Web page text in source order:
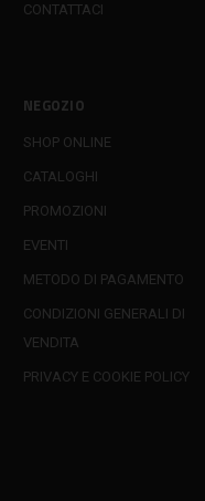
CONTATTACI
NEGOZIO
SHOP ONLINE
CATALOGHI
PROMOZIONI
EVENTI
METODO DI PAGAMENTO
CONDIZIONI GENERALI DI
VENDITA
PRIVACY E COOKIE POLICY